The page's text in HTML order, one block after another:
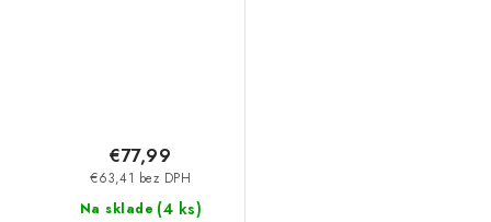
Na sklade (4 ks)
€63,41 bez DPH
€77,99